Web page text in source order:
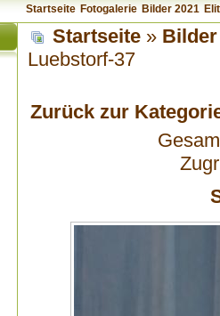
Startseite Fotogalerie Bilder 2021
Startseite » Bilder
Luebstorf-37
Zurück zur